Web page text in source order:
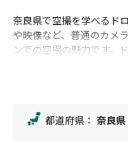
奈良県で空撮を学べるド
や映像など、普通のカメ
ンでの空撮の魅力です。
惹きつける魅力があるた
都道府県： 奈良県